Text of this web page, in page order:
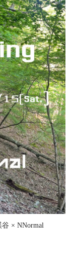
谷 × NNormal